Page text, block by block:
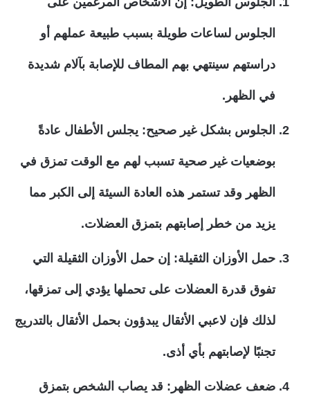
الجلوس لساعات طويلة بسبب طبيعة عملهم أو
دراستهم سينتهي بهم المطاف للإصابة بآلام شديدة
في الظهر.
الجلوس بشكل غير صحيح: يجلس الأطفال عادةً
بوضعيات غير صحية تسبب لهم مع الوقت تمزق في
الظهر وقد تستمر هذه العادة السيئة إلى الكبر مما
يزيد من خطر إصابتهم بتمزق العضلات.
حمل الأوزان الثقيلة: إن حمل الأوزان الثقيلة التي
تفوق قدرة العضلات على تحملها يؤدي إلى تمزقها،
لذلك فإن لاعبي الأثقال يبدؤون بحمل الأثقال بالتدريج
تجنبًا لإصابتهم بأي أذى.
ضعف عضلات الظهر: قد يصاب الشخص بتمزق